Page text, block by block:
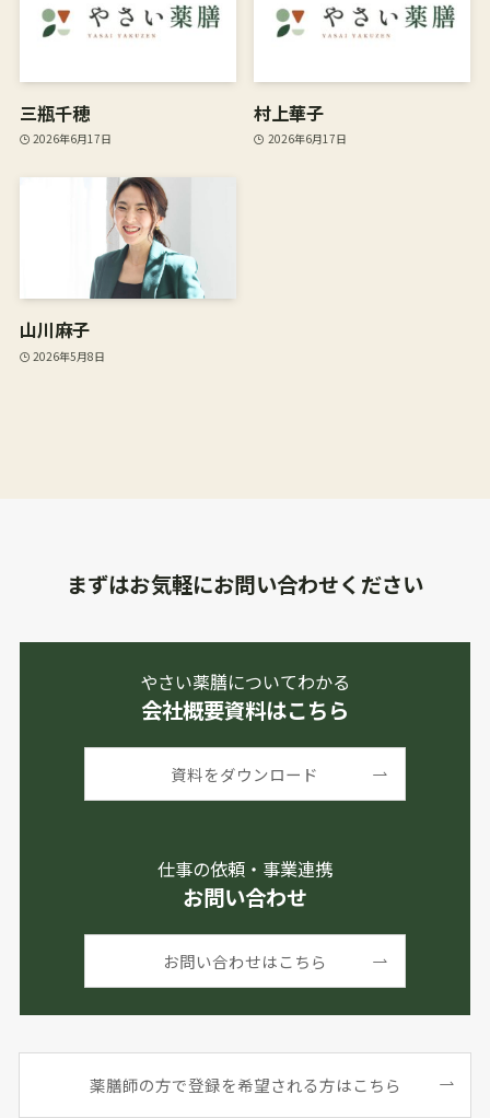
三瓶千穂
2026年6月17日
村上華子
2026年6月17日
山川麻子
2026年5月8日
まずはお気軽にお問い合わせください
やさい薬膳についてわかる
会社概要資料はこちら
資料をダウンロード
仕事の依頼・事業連携
お問い合わせ
お問い合わせはこちら
薬膳師の方で登録を希望される方はこちら